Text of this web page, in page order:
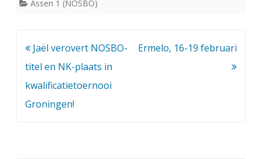
Assen 1 (NOSBO)
Bericht
navigatie
Jaël verovert NOSBO-
titel en NK-plaats in
kwalificatietoernooi
Groningen!
Ermelo, 16-19 februari